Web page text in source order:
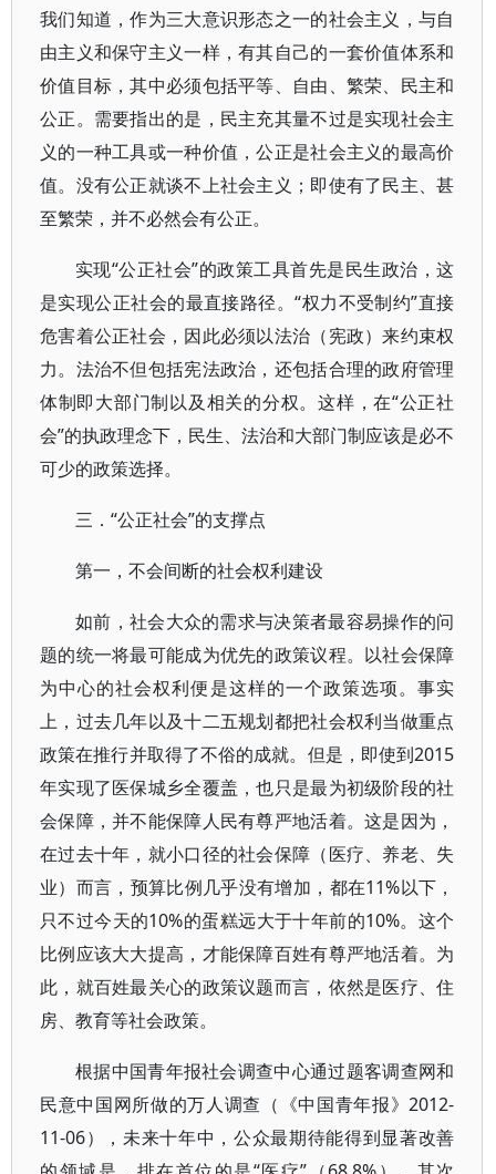
我们知道，作为三大意识形态之一的社会主义，与自
由主义和保守主义一样，有其自己的一套价值体系和
价值目标，其中必须包括平等、自由、繁荣、民主和
公正。需要指出的是，民主充其量不过是实现社会主
义的一种工具或一种价值，公正是社会主义的最高价
值。没有公正就谈不上社会主义；即使有了民主、甚
至繁荣，并不必然会有公正。
实现“公正社会”的政策工具首先是民生政治，这
是实现公正社会的最直接路径。“权力不受制约”直接
危害着公正社会，因此必须以法治（宪政）来约束权
力。法治不但包括宪法政治，还包括合理的政府管理
体制即大部门制以及相关的分权。这样，在“公正社
会”的执政理念下，民生、法治和大部门制应该是必不
可少的政策选择。
三．“公正社会”的支撑点
第一，不会间断的社会权利建设
如前，社会大众的需求与决策者最容易操作的问
题的统一将最可能成为优先的政策议程。以社会保障
为中心的社会权利便是这样的一个政策选项。事实
上，过去几年以及十二五规划都把社会权利当做重点
政策在推行并取得了不俗的成就。但是，即使到2015
年实现了医保城乡全覆盖，也只是最为初级阶段的社
会保障，并不能保障人民有尊严地活着。这是因为，
在过去十年，就小口径的社会保障（医疗、养老、失
业）而言，预算比例几乎没有增加，都在11%以下，
只不过今天的10%的蛋糕远大于十年前的10%。这个
比例应该大大提高，才能保障百姓有尊严地活着。为
此，就百姓最关心的政策议题而言，依然是医疗、住
房、教育等社会政策。
根据中国青年报社会调查中心通过题客调查网和
民意中国网所做的万人调查（《中国青年报》2012-
11-06），未来十年中，公众最期待能得到显著改善